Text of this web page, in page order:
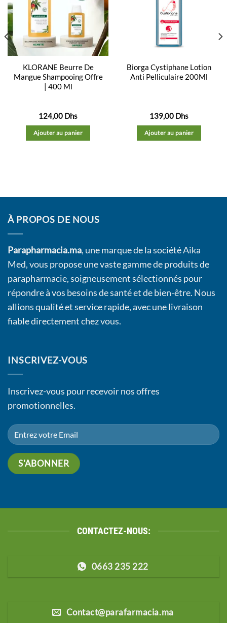
à la
d’envies
KLORANE Beurre De
Mangue Shampooing Offre
| 400 Ml
124,00 Dhs
Ajouter au panier
Biorga Cystiphane Lotion
Anti Pelliculaire 200Ml
139,00 Dhs
Ajouter au panier
À PROPOS DE NOUS
Parapharmacia.ma, une marque de la société Aika
Med, vous propose une vaste gamme de produits de
parapharmacie, soigneusement sélectionnés pour
répondre à vos besoins de santé et de bien-être. Nous
allions qualité et service rapide, avec une livraison
fiable directement chez vous.
INSCRIVEZ-VOUS
Inscrivez-vous pour recevoir nos offres
promotionnelles.
CONTACTEZ-NOUS:
0663 235 222
Contact@parafarmacia.ma